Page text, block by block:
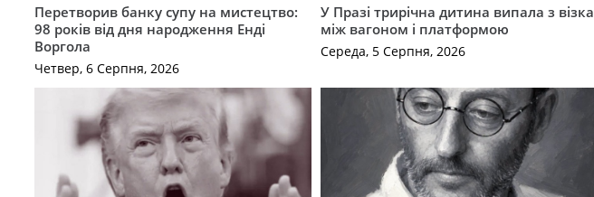
Перетворив банку супу на мистецтво:
98 років від дня народження Енді
Воргола
Четвер, 6 Серпня, 2026
У Празі трирічна дитина випала з візка
між вагоном і платформою
Середа, 5 Серпня, 2026